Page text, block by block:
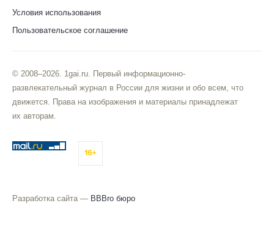
Условия использования
Пользовательское соглашение
© 2008–2026. 1gai.ru. Первый информационно-
развлекательный журнал в России для жизни и обо всем, что
движется. Права на изображения и материалы принадлежат
их авторам.
16+
Разработка сайта — BBBro бюро